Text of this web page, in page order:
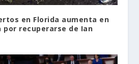
en Florida aumenta en
por recuperarse de Ian